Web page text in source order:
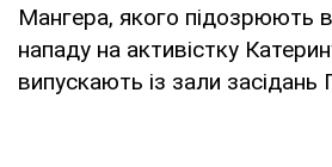
Мангера, якого підозрюють в
нападу на активістку
випускають із зали засідань